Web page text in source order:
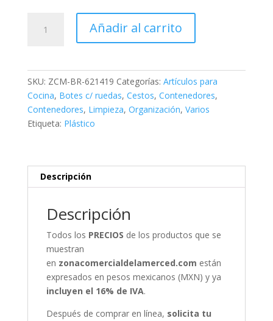
Bote
Añadir al carrito
SKU: ZCM-BR-621419 Categorías: Artículos para
Cocina, Botes c/ ruedas, Cestos, Contenedores,
Contenedores, Limpieza, Organización, Varios
Etiqueta: Plástico
Descripción
Descripción
Todos los PRECIOS de los productos que se
muestran
en zonacomercialdelamerced.com están
expresados en pesos mexicanos (MXN) y ya
incluyen el 16% de IVA.
Después de comprar en línea, solicita tu